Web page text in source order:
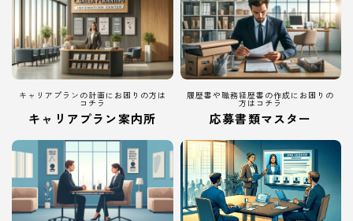
キャリアプランの計画にお困りの方は
コチラ
キャリアプラン案内所
履歴書や職務経歴書の作成にお困りの
方はコチラ
応募書類マスター